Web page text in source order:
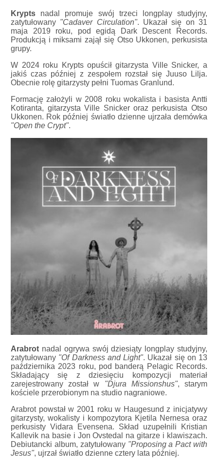
Krypts nadal promuje swój trzeci longplay studyjny,
zatytułowany "Cadaver Circulation". Ukazał się on 31
maja 2019 roku, pod egidą Dark Descent Records.
Produkcją i miksami zajął się Otso Ukkonen, perkusista
grupy.
W 2024 roku Krypts opuścił gitarzysta Ville Snicker, a
jakiś czas później z zespołem rozstał się Juuso Lilja.
Obecnie rolę gitarzysty pełni Tuomas Granlund.
Formację założyli w 2008 roku wokalista i basista Antti
Kotiranta, gitarzysta Ville Snicker oraz perkusista Otso
Ukkonen. Rok później światło dzienne ujrzała demówka
"Open the Crypt".
Arabrot nadal ogrywa swój dziesiąty longplay studyjny,
zatytułowany "Of Darkness and Light". Ukazał się on 13
października 2023 roku, pod banderą Pelagic Records.
Składający się z dziesięciu kompozycji materiał
zarejestrowany został w "Djura Missionshus", starym
kościele przerobionym na studio nagraniowe.
Arabrot powstał w 2001 roku w Haugesund z inicjatywy
gitarzysty, wokalisty i kompozytora Kjetila Nernesa oraz
perkusisty Vidara Evensena. Skład uzupełnili Kristian
Kallevik na basie i Jon Ovstedal na gitarze i klawiszach.
Debiutancki album, zatytułowany "Proposing a Pact with
Jesus", ujrzał światło dzienne cztery lata później.